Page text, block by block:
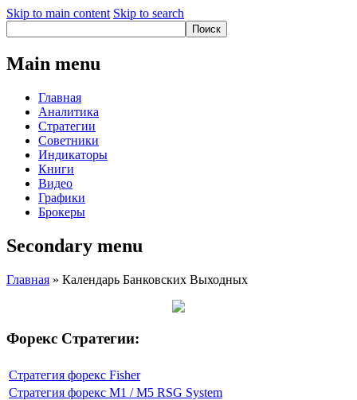
Skip to main content Skip to search
Main menu
Главная
Аналитика
Стратегии
Советники
Индикаторы
Книги
Видео
Графики
Брокеры
Secondary menu
Главная » Календарь Банковских Выходных
Форекс Стратегии:
Стратегия форекс Fisher
Стратегия форекс M1 / M5 RSG System